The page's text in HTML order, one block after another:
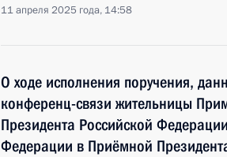
11 апреля 2025 года, 14:58
О ходе исполнения поручения,
конференц-связи жительницы
Президента Российской
Федерации в Приёмной